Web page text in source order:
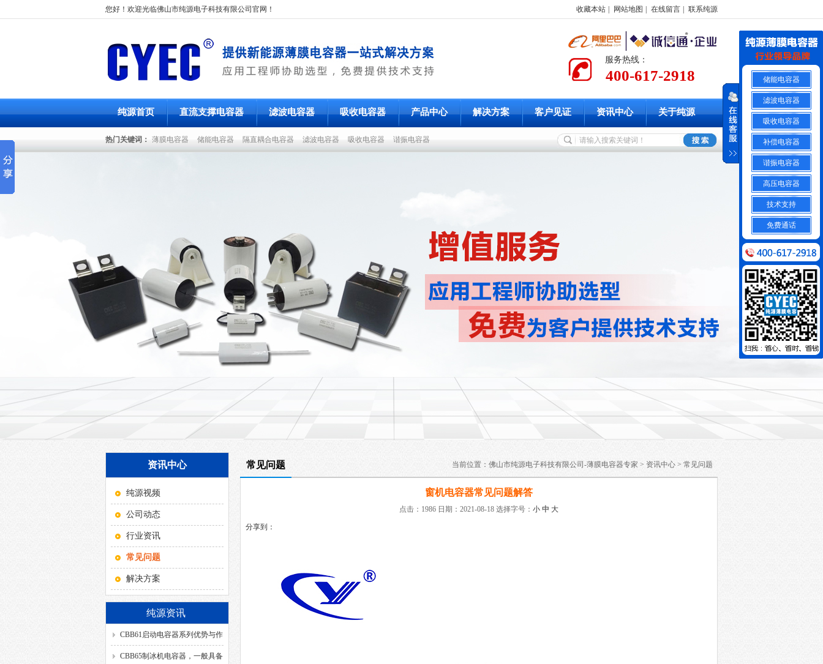
您好！欢迎光临佛山市纯源电子科技有限公司官网！ 收藏本站 网站地图 在线留言 联系纯源
服务热线：
400-617-2918
纯源首页 直流支撑电容器 滤波电容器 吸收电容器 产品中心 解决方案 客户见证 资讯中心 关于纯源
热门关键词： 薄膜电容器 储能电容器 隔直耦合电容器 滤波电容器 吸收电容器 谐振电容器
资讯中心
纯源视频
公司动态
行业资讯
常见问题
解决方案
纯源资讯
CBB61启动电容器系列优势与作
用！
CBB65制冰机电容器，一般具备
常见问题 当前位置： 佛山市纯源电子科技有限公司-薄膜电容器专家 > 资讯中心 > 常见问题
窗机电容器常见问题解答
点击：1986 日期：2021-08-18 选择字号： 小 中 大
分享到：
储能电容器
滤波电容器
吸收电容器
补偿电容器
谐振电容器
高压电容器
技术支持
免费通话